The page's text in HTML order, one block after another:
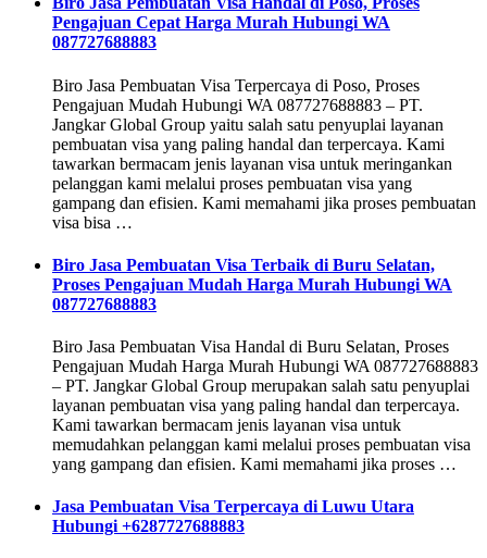
Pengajuan Cepat Harga Murah Hubungi WA
087727688883
Biro Jasa Pembuatan Visa Terpercaya di Poso, Proses
Pengajuan Mudah Hubungi WA 087727688883 – PT.
Jangkar Global Group yaitu salah satu penyuplai layanan
pembuatan visa yang paling handal dan terpercaya. Kami
tawarkan bermacam jenis layanan visa untuk meringankan
pelanggan kami melalui proses pembuatan visa yang
gampang dan efisien. Kami memahami jika proses pembuatan
visa bisa …
Biro Jasa Pembuatan Visa Terbaik di Buru Selatan,
Proses Pengajuan Mudah Harga Murah Hubungi WA
087727688883
Biro Jasa Pembuatan Visa Handal di Buru Selatan, Proses
Pengajuan Mudah Harga Murah Hubungi WA 087727688883
– PT. Jangkar Global Group merupakan salah satu penyuplai
layanan pembuatan visa yang paling handal dan terpercaya.
Kami tawarkan bermacam jenis layanan visa untuk
memudahkan pelanggan kami melalui proses pembuatan visa
yang gampang dan efisien. Kami memahami jika proses …
Jasa Pembuatan Visa Terpercaya di Luwu Utara
Hubungi +6287727688883